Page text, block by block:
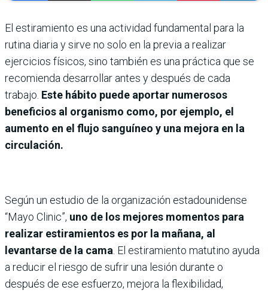
El estiramiento es una actividad fundamental para la
rutina diaria y sirve no solo en la previa a realizar
ejercicios físicos, sino también es una práctica que se
recomienda desarrollar antes y después de cada
trabajo. Este hábito puede aportar numerosos
beneficios al organismo como, por ejemplo, el
aumento en el flujo sanguíneo y una mejora en la
circulación.
Según un estudio de la organización estadounidense
“Mayo Clinic”, uno de los mejores momentos para
realizar estiramientos es por la mañana, al
levantarse de la cama . El estiramiento matutino ayuda
a reducir el riesgo de sufrir una lesión durante o
después de ese esfuerzo, mejora la flexibilidad,